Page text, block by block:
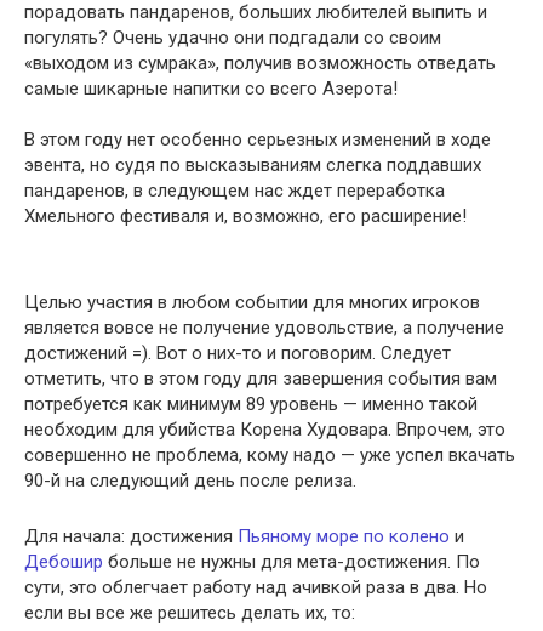
порадовать пандаренов, больших любителей выпить и
погулять? Очень удачно они подгадали со своим
«выходом из сумрака», получив возможность отведать
самые шикарные напитки со всего Азерота!
В этом году нет особенно серьезных изменений в ходе
эвента, но судя по высказываниям слегка поддавших
пандаренов, в следующем нас ждет переработка
Хмельного фестиваля и, возможно, его расширение!
Целью участия в любом событии для многих игроков
является вовсе не получение удовольствие, а получение
достижений =). Вот о них-то и поговорим. Следует
отметить, что в этом году для завершения события вам
потребуется как минимум 89 уровень — именно такой
необходим для убийства Корена Худовара. Впрочем, это
совершенно не проблема, кому надо — уже успел вкачать
90-й на следующий день после релиза.
Для начала: достижения Пьяному море по колено и
Дебошир больше не нужны для мета-достижения. По
сути, это облегчает работу над ачивкой раза в два. Но
если вы все же решитесь делать их, то: